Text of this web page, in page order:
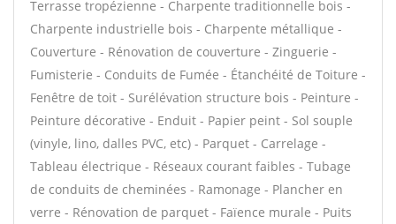
Terrasse tropézienne - Charpente traditionnelle bois -
Charpente industrielle bois - Charpente métallique -
Couverture - Rénovation de couverture - Zinguerie -
Fumisterie - Conduits de Fumée - Étanchéité de Toiture -
Fenêtre de toit - Surélévation structure bois - Peinture -
Peinture décorative - Enduit - Papier peint - Sol souple
(vinyle, lino, dalles PVC, etc) - Parquet - Carrelage -
Tableau électrique - Réseaux courant faibles - Tubage
de conduits de cheminées - Ramonage - Plancher en
verre - Rénovation de parquet - Faïence murale - Puits